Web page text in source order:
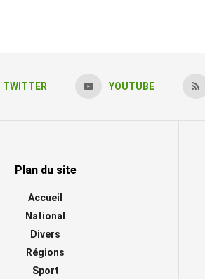
TWITTER YOUTUBE
Plan du site
Accueil
National
Divers
Régions
Sport